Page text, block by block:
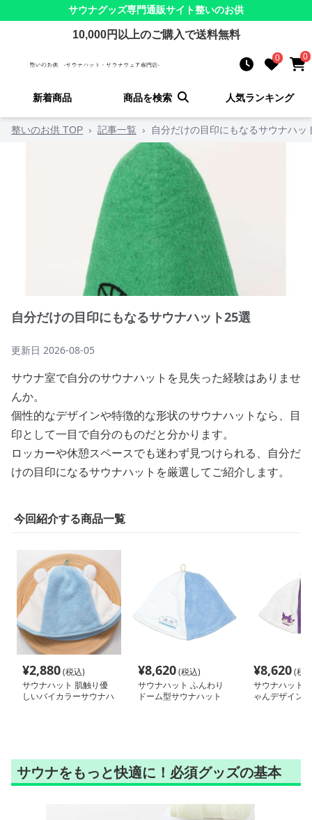
サウナグッズ専門通販サイト整いのお供
10,000円以上のご購入で送料無料
0 0
新着商品 商品を検索 人気ランキング
整いのお供 TOP › 記事一覧 › 自分だけの目印にもなるサウナハッ
自分だけの目印にもなるサウナハット25選
更新日 2026-08-05
サウナ室で自分のサウナハットを見失った経験はありませ
んか。
個性的なデザインや特徴的な形状のサウナハットなら、目
印として一目で自分のものだと分かります。
ロッカーや休憩スペースでも迷わず見つけられる、自分だ
けの目印になるサウナハットを厳選してご紹介します。
今回紹介する商品一覧
¥2,880(税込)
サウナハット 肌触り優
しいバイカラーサウナハ
¥8,620(税込)
サウナハット ふんわり
ドーム型サウナハット
¥8,620(税
サウナハット
ゃんデザイン
サウナをもっと快適に！必須グッズの基本